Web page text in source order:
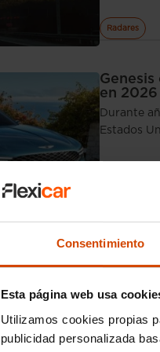
Consentimiento
Esta página web usa
Utilizamos cookies propias
publicidad personalizada
Radares
en 2026
Durante
Estados
La batería
entre